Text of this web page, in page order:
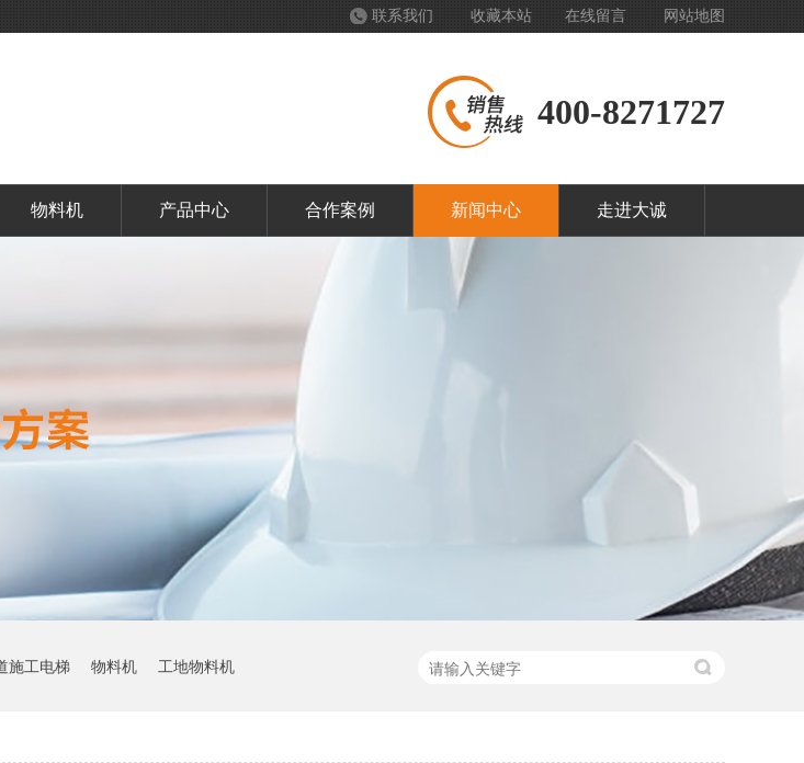
联系我们 收藏本站 在线留言 网站地图
400-8271727
物料机 产品中心 合作案例 新闻中心 走进大诚
施工电梯 物料机 工地物料机